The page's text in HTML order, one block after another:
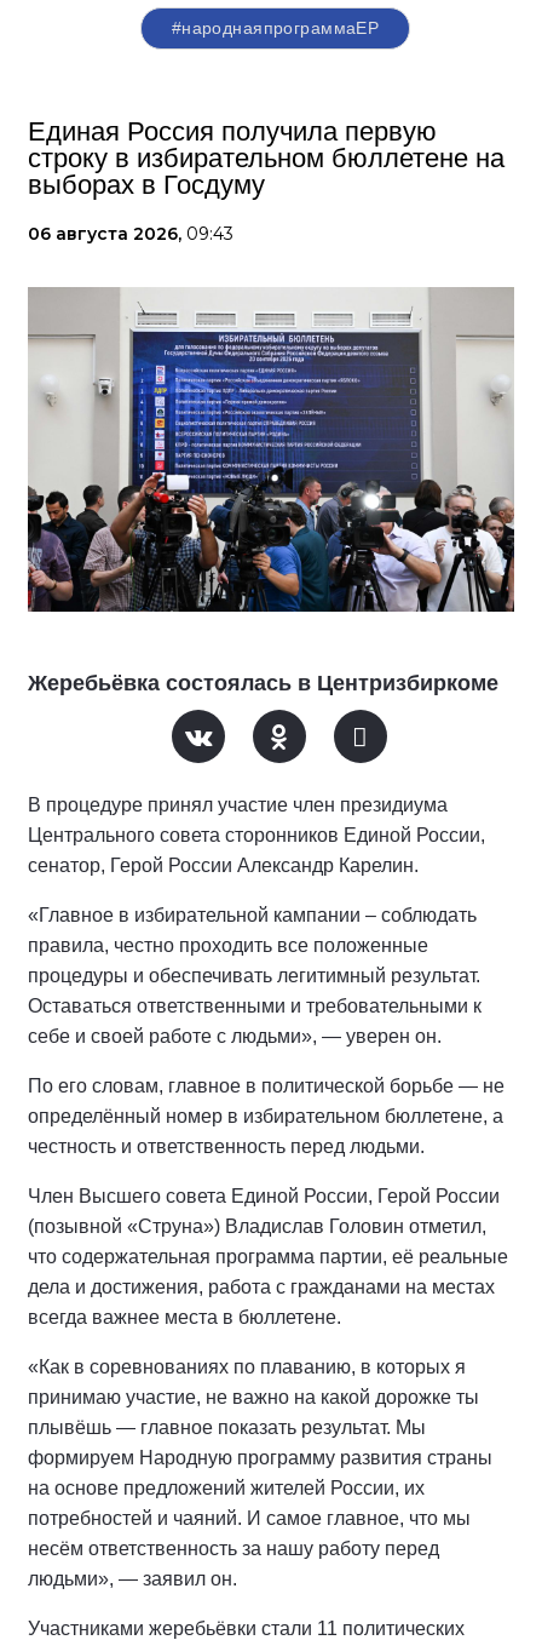
#народнаяпрограммаЕР
Единая Россия получила первую
строку в избирательном бюллетене на
выборах в Госдуму
06 августа 2026, 09:43
Жеребьёвка состоялась в Центризбиркоме
В процедуре принял участие член президиума
Центрального совета сторонников Единой России,
сенатор, Герой России Александр Карелин.
«Главное в избирательной кампании – соблюдать
правила, честно проходить все положенные
процедуры и обеспечивать легитимный результат.
Оставаться ответственными и требовательными к
себе и своей работе с людьми», — уверен он.
По его словам, главное в политической борьбе — не
определённый номер в избирательном бюллетене, а
честность и ответственность перед людьми.
Член Высшего совета Единой России, Герой России
(позывной «Струна») Владислав Головин отметил,
что содержательная программа партии, её реальные
дела и достижения, работа с гражданами на местах
всегда важнее места в бюллетене.
«Как в соревнованиях по плаванию, в которых я
принимаю участие, не важно на какой дорожке ты
плывёшь — главное показать результат. Мы
формируем Народную программу развития страны
на основе предложений жителей России, их
потребностей и чаяний. И самое главное, что мы
несём ответственность за нашу работу перед
людьми», — заявил он.
Участниками жеребьёвки стали 11 политических